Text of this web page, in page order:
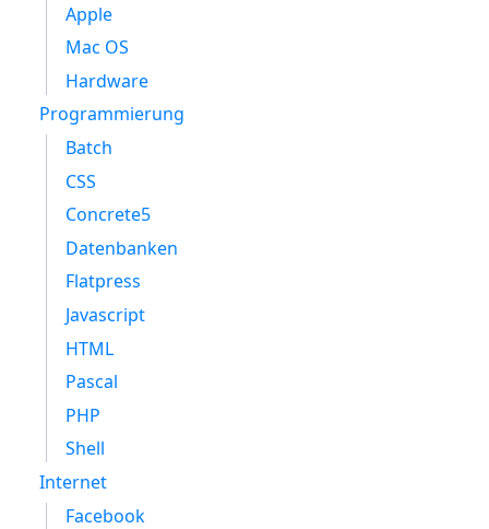
Apple
Mac OS
Hardware
Programmierung
Batch
CSS
Concrete5
Datenbanken
Flatpress
Javascript
HTML
Pascal
PHP
Shell
Internet
Facebook